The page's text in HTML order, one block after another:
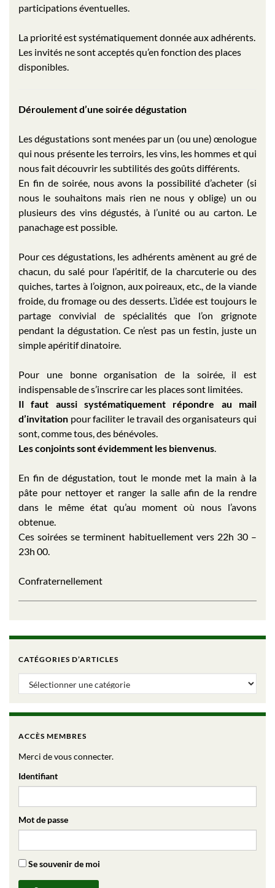
participations éventuelles.
La priorité est systématiquement donnée aux adhérents.
Les invités ne sont acceptés qu’en fonction des places
disponibles.
Déroulement d’une soirée dégustation
Les dégustations sont menées par un (ou une) œnologue
qui nous présente les terroirs, les vins, les hommes et qui
nous fait découvrir les subtilités des goûts différents.
En fin de soirée, nous avons la possibilité d’acheter (si
nous le souhaitons mais rien ne nous y oblige) un ou
plusieurs des vins dégustés, à l’unité ou au carton. Le
panachage est possible.
Pour ces dégustations, les adhérents amènent au gré de
chacun, du salé pour l’apéritif, de la charcuterie ou des
quiches, tartes à l’oignon, aux poireaux, etc., de la viande
froide, du fromage ou des desserts. L’idée est toujours le
partage convivial de spécialités que l’on grignote
pendant la dégustation. Ce n’est pas un festin, juste un
simple apéritif dinatoire.
Pour une bonne organisation de la soirée, il est
indispensable de s’inscrire car les places sont limitées.
Il faut aussi systématiquement répondre au mail
d’invitation pour faciliter le travail des organisateurs qui
sont, comme tous, des bénévoles.
Les conjoints sont évidemment les bienvenus.
En fin de dégustation, tout le monde met la main à la
pâte pour nettoyer et ranger la salle afin de la rendre
dans le même état qu’au moment où nous l’avons
obtenue.
Ces soirées se terminent habituellement vers 22h 30 –
23h 00.
Confraternellement
CATÉGORIES D’ARTICLES
Catégories d’articles
ACCÈS MEMBRES
Merci de vous connecter.
Identifiant
Mot de passe
Se souvenir de moi